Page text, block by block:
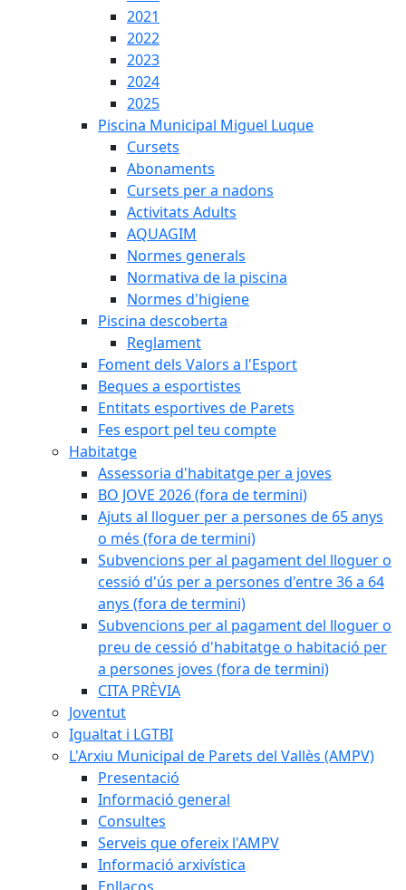
2021
2022
2023
2024
2025
Piscina Municipal Miguel Luque
Cursets
Abonaments
Cursets per a nadons
Activitats Adults
AQUAGIM
Normes generals
Normativa de la piscina
Normes d'higiene
Piscina descoberta
Reglament
Foment dels Valors a l'Esport
Beques a esportistes
Entitats esportives de Parets
Fes esport pel teu compte
Habitatge
Assessoria d'habitatge per a joves
BO JOVE 2026 (fora de termini)
Ajuts al lloguer per a persones de 65 anys
o més (fora de termini)
Subvencions per al pagament del lloguer o
cessió d'ús per a persones d'entre 36 a 64
anys (fora de termini)
Subvencions per al pagament del lloguer o
preu de cessió d'habitatge o habitació per
a persones joves (fora de termini)
CITA PRÈVIA
Joventut
Igualtat i LGTBI
L'Arxiu Municipal de Parets del Vallès (AMPV)
Presentació
Informació general
Consultes
Serveis que ofereix l'AMPV
Informació arxivística